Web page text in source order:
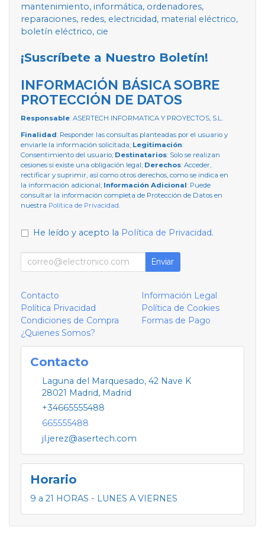
mantenimiento, informática, ordenadores,
reparaciones, redes, electricidad, material eléctrico,
boletín eléctrico, cie
¡Suscríbete a Nuestro Boletín!
INFORMACIÓN BÁSICA SOBRE
PROTECCIÓN DE DATOS
Responsable: ASERTECH INFORMATICA Y PROYECTOS, S.L.
Finalidad: Responder las consultas planteadas por el usuario y
enviarle la información solicitada; Legitimación:
Consentimiento del usuario; Destinatarios: Solo se realizan
cesiones si existe una obligación legal; Derechos: Acceder,
rectificar y suprimir, así como otros derechos, como se indica en
la información adicional; Información Adicional: Puede
consultar la información completa de Protección de Datos en
nuestra Política de Privacidad
He leído y acepto la Política de Privacidad.
Enviar
Contacto
Información Legal
Política Privacidad
Política de Cookies
Condiciones de Compra
Formas de Pago
¿Quienes Somos?
Contacto
Laguna del Marquesado, 42 Nave K
28021 Madrid, Madrid
+34665555488
665555488
jl.jerez@asertech.com
Horario
9 a 21 HORAS - LUNES A VIERNES